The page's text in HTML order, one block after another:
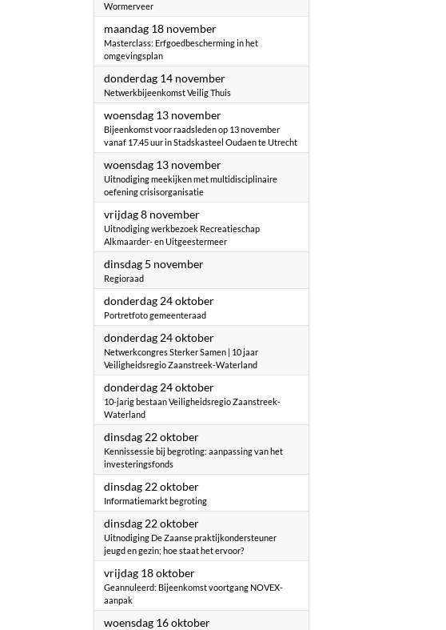
Wormerveer
maandag 18 november2024
Masterclass: Erfgoedbescherming in het
omgevingsplan
donderdag 14 november2024
Netwerkbijeenkomst Veilig Thuis
woensdag 13 november2024
Bijeenkomst voor raadsleden op 13 november
vanaf 17.45 uur in Stadskasteel Oudaen te Utrecht
woensdag 13 november2024
Uitnodiging meekijken met multidisciplinaire
oefening crisisorganisatie
vrijdag 8 november2024
Uitnodiging werkbezoek Recreatieschap
Alkmaarder- en Uitgeestermeer
dinsdag 5 november2024
Regioraad
donderdag 24 oktober2024
Portretfoto gemeenteraad
donderdag 24 oktober2024
Netwerkcongres Sterker Samen | 10 jaar
Veiligheidsregio Zaanstreek-Waterland
donderdag 24 oktober2024
10-jarig bestaan Veiligheidsregio Zaanstreek-
Waterland
dinsdag 22 oktober2024
Kennissessie bij begroting: aanpassing van het
investeringsfonds
dinsdag 22 oktober2024
Informatiemarkt begroting
dinsdag 22 oktober2024
Uitnodiging De Zaanse praktijkondersteuner
jeugd en gezin; hoe staat het ervoor?
vrijdag 18 oktober2024
Geannuleerd: Bijeenkomst voortgang NOVEX-
aanpak
woensdag 16 oktober2024